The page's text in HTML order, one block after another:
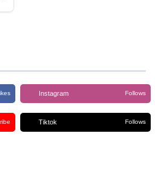
Instagram Follows
Tiktok Follows